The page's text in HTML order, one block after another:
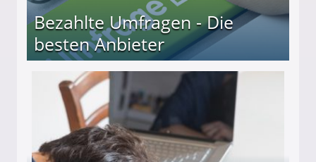
Bezahlte Umfragen - Die
besten Anbieter